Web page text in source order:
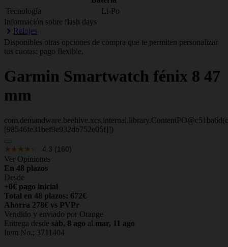
Tecnología
Li-Po
Información sobre flash days
Relojes
Disponibles otras opciones de compra que te permiten personalizar
tus cuotas: pago flexible.
Garmin Smartwatch fénix 8 47
mm
[98546fe31bef9e932db752e05f]])
4.3 (160)
Ver Opiniones
En 48 plazos
Desde
+0€ pago inicial
Total en 48 plazos: 672€
Ahorra 278€ vs PVPr
Vendido y enviado por Orange
Entrega desde sáb, 8 ago al mar, 11 ago
Item No.; 3711404